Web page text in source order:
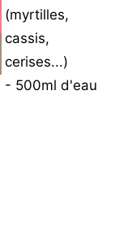
(myrtilles,
cassis,
cerises...)
- 500ml d'eau